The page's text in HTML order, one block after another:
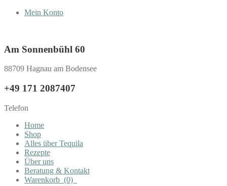
Mein Konto
Am Sonnenbühl 60
88709 Hagnau am Bodensee
+49 171 2087407
Telefon
Home
Shop
Alles über Tequila
Rezepte
Über uns
Beratung & Kontakt
Warenkorb (0)